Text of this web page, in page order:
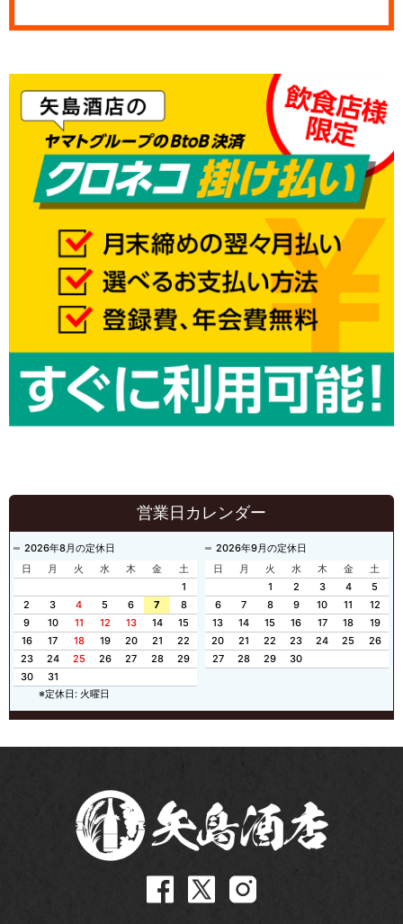
営業日カレンダー
2026年8月の定休日
日
月 火 水 木 金
土
1
2
3 4 5 6 7
8
9
10 11 12 13 14
15
16
17 18 19 20 21
22
23
24 25 26 27 28
29
30
31
2026年9月の定休日
日
月 火 水 木 金
土
1
2 3 4
5
6
7 8 9 10 11
12
13
14 15 16 17 18
19
20
21 22 23 24 25
26
27
28 29 30
※定休日: 火曜日